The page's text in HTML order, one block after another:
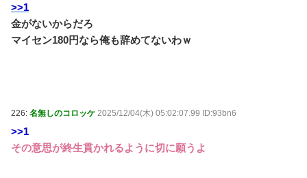
>>1
金がないからだろ
マイセン180円なら俺も辞めてないわｗ
226: 名無しのコロッケ 2025/12/04(木) 05:02:07.99 ID:93bn6
>>1
その意思が終生貫かれるように切に願うよ